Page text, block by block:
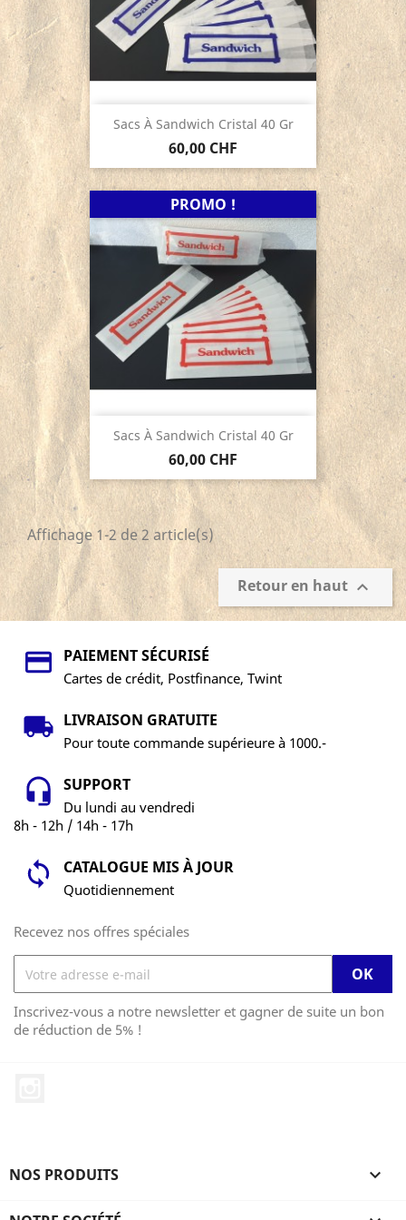
Sacs À Sandwich Cristal 40 Gr
60,00 CHF
Sacs À Sandwich Cristal 40 Gr
60,00 CHF
PROMO !
Affichage 1-2 de 2 article(s)
Retour en haut 
PAIEMENT SÉCURISÉ
Cartes de crédit, Postfinance, Twint
LIVRAISON GRATUITE
Pour toute commande supérieure à 1000.-
SUPPORT
Du lundi au vendredi
8h - 12h / 14h - 17h
CATALOGUE MIS À JOUR
Quotidiennement
Recevez nos offres spéciales
Inscrivez-vous a notre newsletter et gagner de suite un bon
de réduction de 5% !
NOS PRODUITS 